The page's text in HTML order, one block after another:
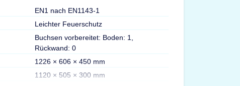
EN1 nach EN1143-1
Leichter Feuerschutz
Buchsen vorbereitet: Boden: 1,
Rückwand: 0
1226 × 606 × 450 mm
1120 × 505 × 300 mm